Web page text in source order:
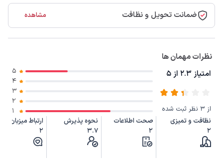
ضمانت تحویل و نظافت مشاهده
نظرات مهمان ها
امتیاز 2.3 از 5
از 3 نظر ثبت شده
5
4
3
2
1
نظافت و تمیزی
2
صحت اطلاعات
2
نحوه پذیرش
3.7
ارتباط میزبان
2